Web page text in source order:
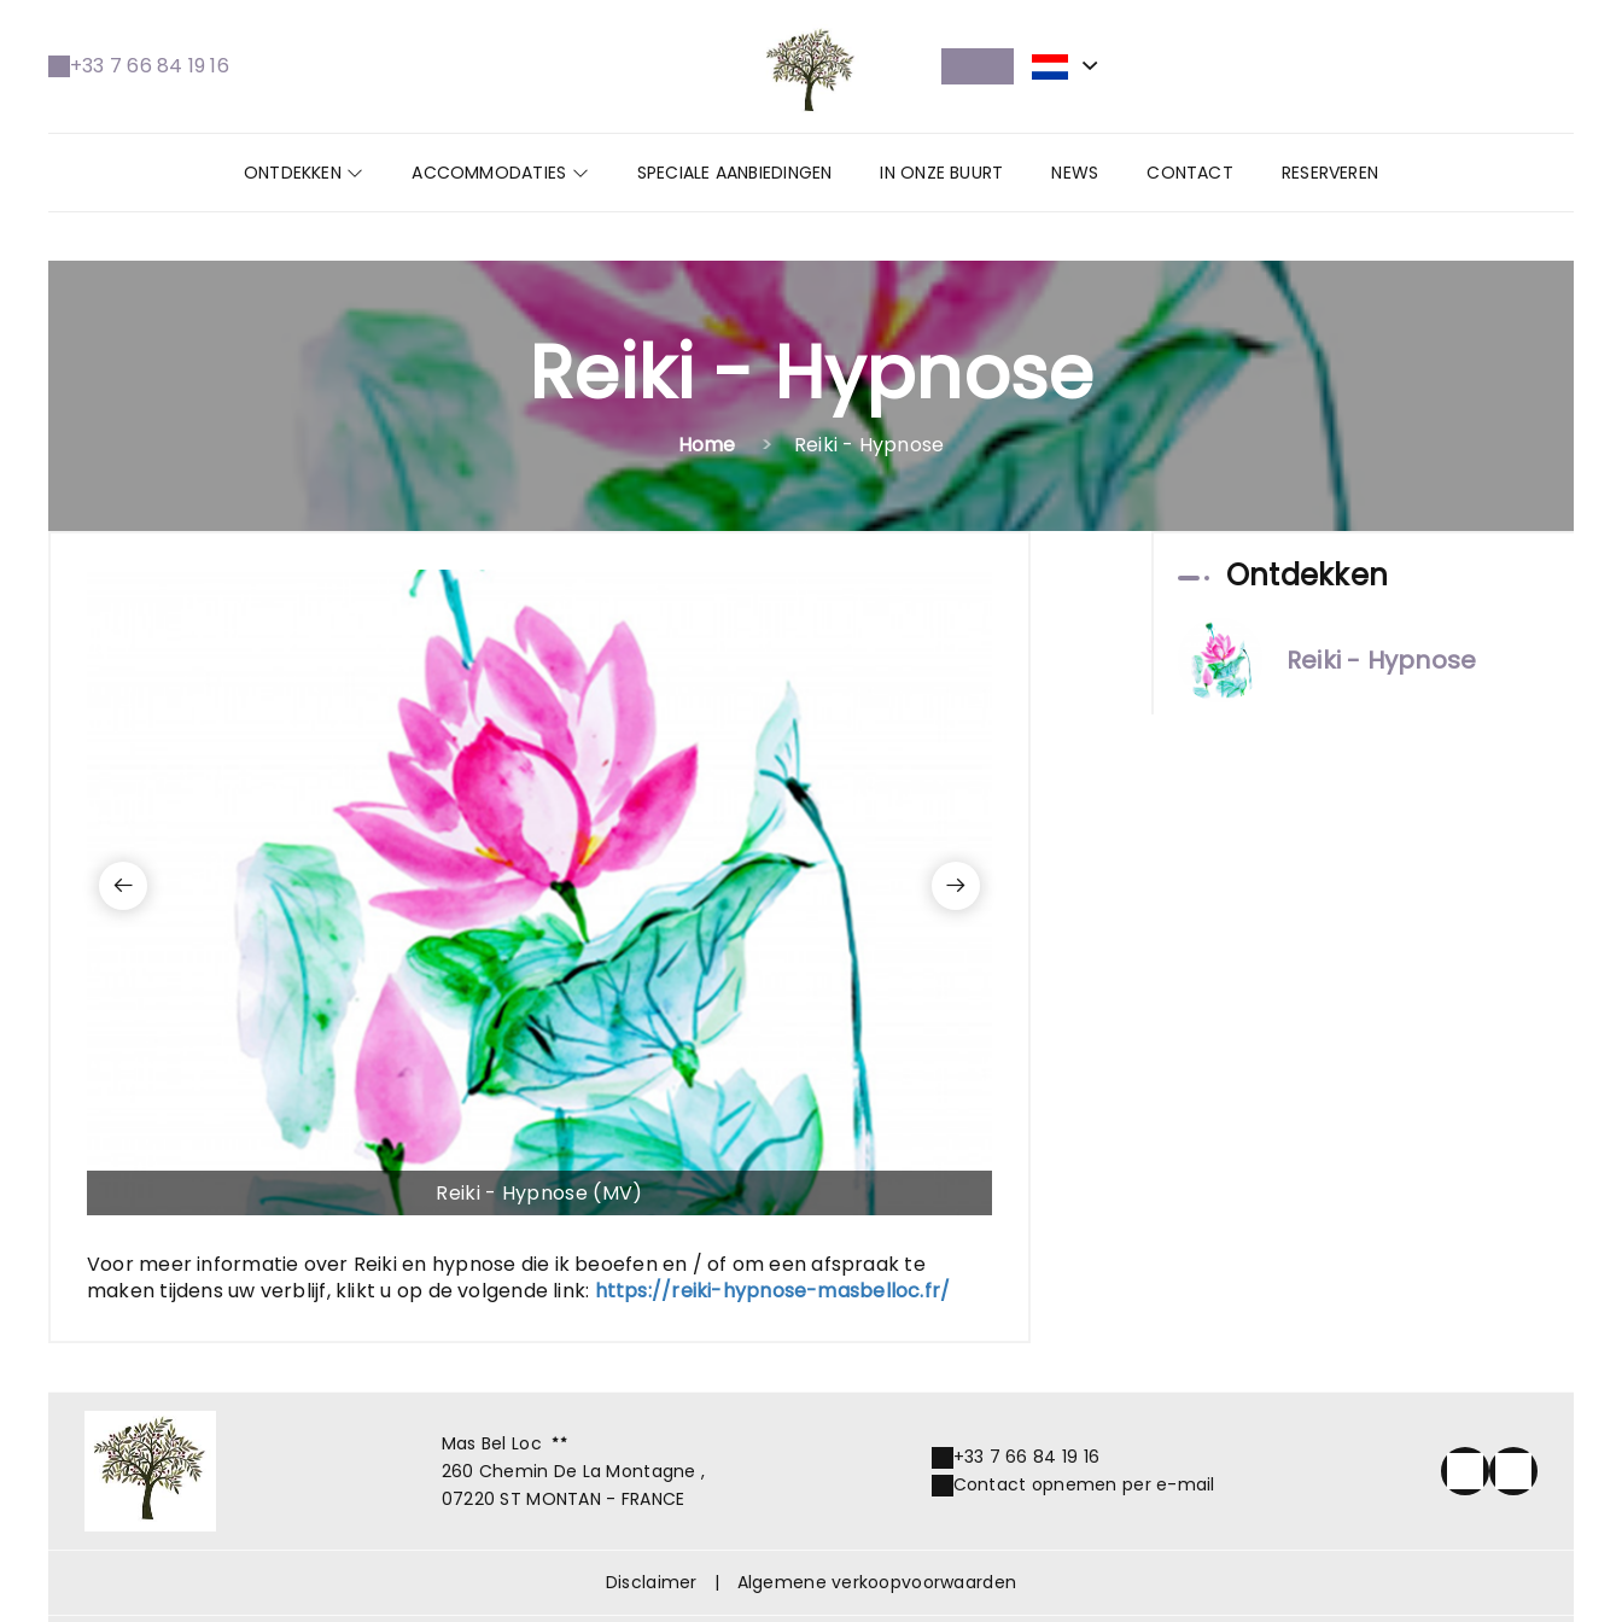
+33 7 66 84 19 16
ONTDEKKEN ACCOMMODATIES SPECIALE AANBIEDINGEN IN ONZE BUURT NEWS CONTACT RESERVEREN
Reiki - Hypnose
Home Reiki - Hypnose
Reiki - Hypnose (MV)
Voor meer informatie over Reiki en hypnose die ik beoefen en / of om een afspraak te
maken tijdens uw verblijf, klikt u op de volgende link: https://reiki-hypnose-masbelloc.fr/
Ontdekken
Reiki - Hypnose
Mas Bel Loc
260 Chemin De La Montagne ,
07220 ST MONTAN - FRANCE
+33 7 66 84 19 16
Contact opnemen per e-mail
Disclaimer | Algemene verkoopvoorwaarden